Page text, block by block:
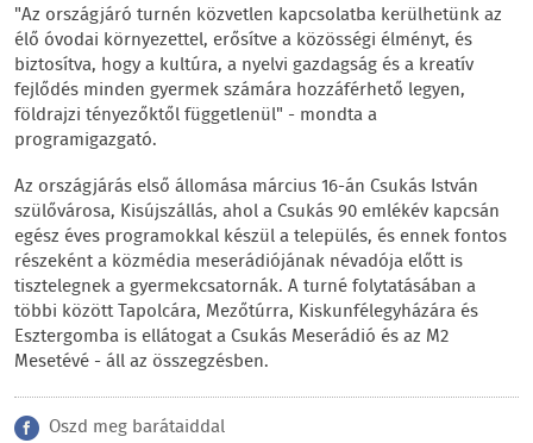
"Az országjáró turnén közvetlen kapcsolatba kerülhetünk az
élő óvodai környezettel, erősítve a közösségi élményt, és
biztosítva, hogy a kultúra, a nyelvi gazdagság és a kreatív
fejlődés minden gyermek számára hozzáférhető legyen,
földrajzi tényezőktől függetlenül" - mondta a
programigazgató.
Az országjárás első állomása március 16-án Csukás István
szülővárosa, Kisújszállás, ahol a Csukás 90 emlékév kapcsán
egész éves programokkal készül a település, és ennek fontos
részeként a közmédia meserádiójának névadója előtt is
tisztelegnek a gyermekcsatornák. A turné folytatásában a
többi között Tapolcára, Mezőtúrra, Kiskunfélegyházára és
Esztergomba is ellátogat a Csukás Meserádió és az M2
Mesetévé - áll az összegzésben.
Oszd meg barátaiddal